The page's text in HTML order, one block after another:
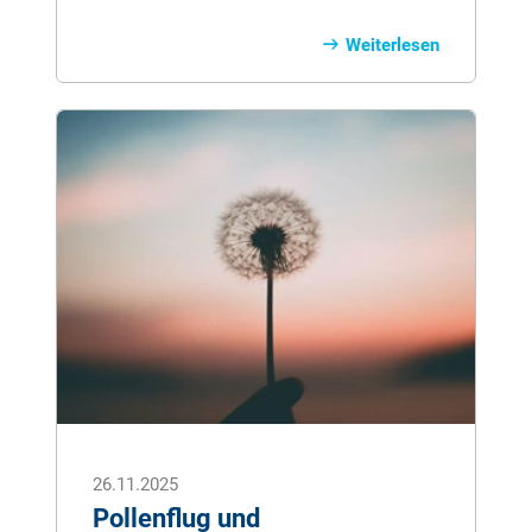
der ge­setz­li­chen Pfle­ge­ver­si­che­rung nut­
zen zu kön­nen, ist die Be­an­tra­gung eines
Pfle­ge­gra­des die Vor­aus­set­zung. Das
Zwei­te Pfle­ge­stär­kungs­ge­setz (PSG II)
de­fi­niert die un­ter­schied­li­chen Pfle­ge­gra­
de und das Ver­fah­ren zur Be­an­tra­gung
eines Pfle­ge­gra­des.
Weiterlesen
26.11.2025
Pollenflug und